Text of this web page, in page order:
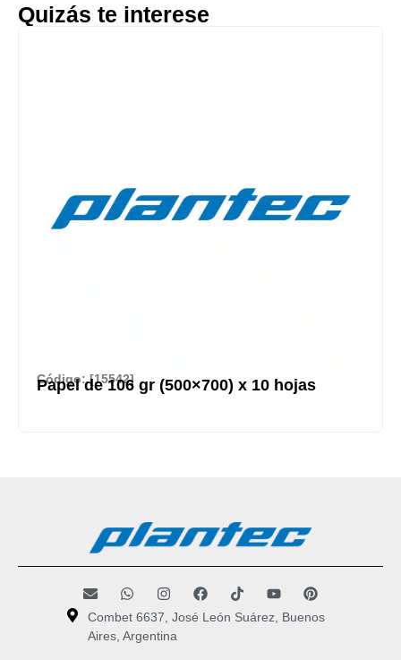
Quizás te interese
Código: [15542]
Papel de 106 gr (500×700) x 10 hojas
Combet 6637, José León Suárez, Buenos
Aires, Argentina